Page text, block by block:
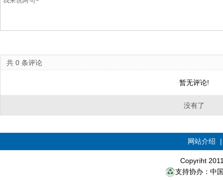
共 0 条评论
暂无评论!
没有了
网站介绍
Copyriht
支持协办：中